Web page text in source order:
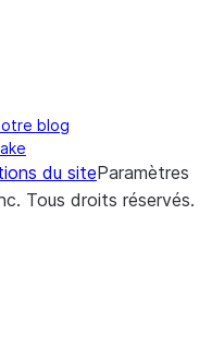
blog
du siteParamètres
Tous droits réservés.